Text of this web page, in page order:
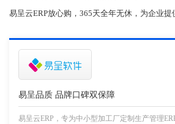
易呈云ERP放心购，365天全年无休，为企业
易呈品质 品牌口碑双保障
易呈云ERP，专为中小型加工厂定制生产管理